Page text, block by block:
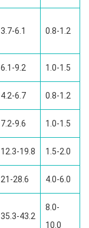
3.7-6.1 0.8-1.2
6.1-9.2 1.0-1.5
4.2-6.7 0.8-1.2
7.2-9.6 1.0-1.5
12.3-19.8 1.5-2.0
21-28.6 4.0-6.0
35.3-43.2
8.0-
10.0